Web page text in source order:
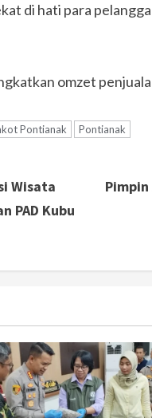
di hati para
omzet
Pontianak Pontianak
Wisata
PAD Kubu